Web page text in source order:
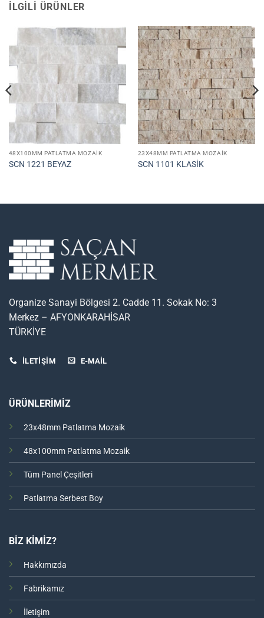
İLGILI ÜRÜNLER
48X100MM PATLATMA MOZAIK
SCN 1221 BEYAZ
23X48MM PATLATMA MOZAIK
SCN 1101 KLASİK
Organize Sanayi Bölgesi 2. Cadde 11. Sokak No: 3
Merkez – AFYONKARAHİSAR
TÜRKİYE
İLETİŞİM E-MAIL
ÜRÜNLERİMİZ
23x48mm Patlatma Mozaik
48x100mm Patlatma Mozaik
Tüm Panel Çeşitleri
Patlatma Serbest Boy
BİZ KİMİZ?
Hakkımızda
Fabrikamız
İletişim